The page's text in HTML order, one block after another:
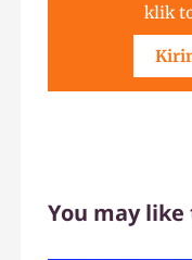
klik
You may